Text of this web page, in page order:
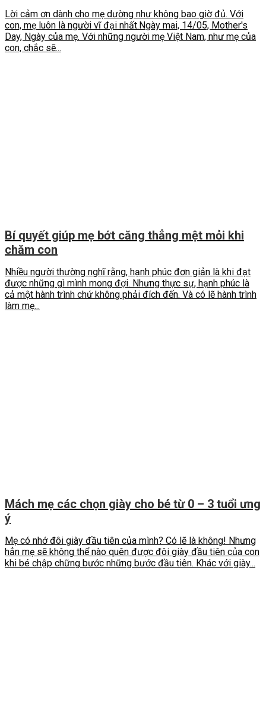
Lời cảm ơn dành cho mẹ dường như không bao giờ đủ. Với
con, mẹ luôn là người vĩ đại nhất.Ngày mai, 14/05, Mother's
Day, Ngày của mẹ. Với những người mẹ Việt Nam, như mẹ của
con, chắc sẽ...
Bí quyết giúp mẹ bớt căng thẳng mệt mỏi khi
chăm con
Nhiều người thường nghĩ rằng, hạnh phúc đơn giản là khi đạt
được những gì mình mong đợi. Nhưng thực sự, hạnh phúc là
cả một hành trình chứ không phải đích đến. Và có lẽ hành trình
làm mẹ...
Mách mẹ các chọn giày cho bé từ 0 – 3 tuổi ưng
ý
Mẹ có nhớ đôi giày đầu tiên của mình? Có lẽ là không! Nhưng
hẳn mẹ sẽ không thể nào quên được đôi giày đầu tiên của con
khi bé chập chững bước những bước đầu tiên. Khác với giày...